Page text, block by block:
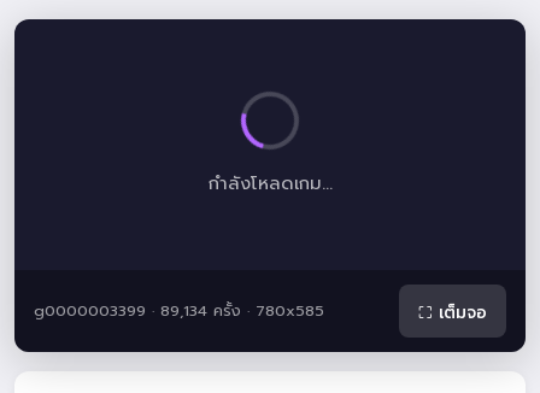
กำลังโหลดเกม...
g0000003399 · 89,134 ครั้ง · 780x585 ⛶ เต็มจอ